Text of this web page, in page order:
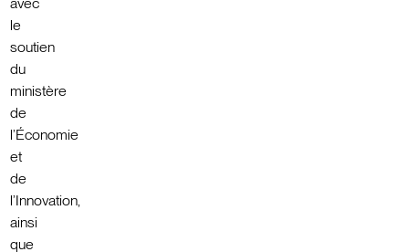
le
soutien
du
ministère
de
l’Économie
et
de
l’Innovation,
ainsi
que